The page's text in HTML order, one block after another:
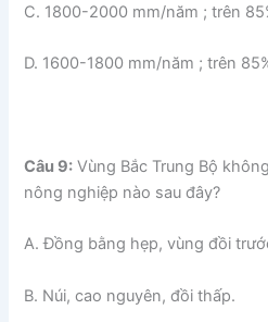
C. 1800-2000 mm/năm ; trên
D. 1600-1800 mm/năm ; trên
Câu 9: Vùng Bắc Trung Bộ
nông nghiệp nào sau đây?
A. Đồng bằng hẹp, vùng đồi
B. Núi, cao nguyên, đồi thấp.